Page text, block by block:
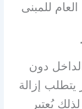
للمبنى
دون
يتطلب إزالة
يُعتبر